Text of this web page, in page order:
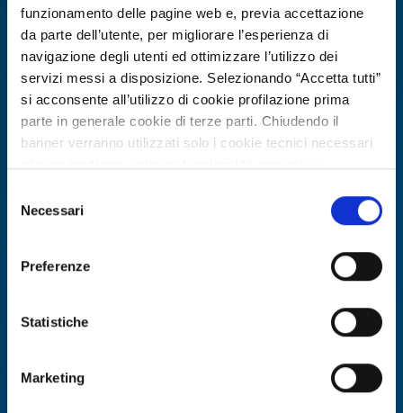
funzionamento delle pagine web e, previa accettazione
da parte dell’utente, per migliorare l’esperienza di
navigazione degli utenti ed ottimizzare l’utilizzo dei
servizi messi a disposizione. Selezionando “Accetta tutti”
si acconsente all’utilizzo di cookie profilazione prima
parte in generale cookie di terze parti. Chiudendo il
banner verranno utilizzati solo i cookie tecnici necessari
Per conoscere i dettagli, consulta la nostra cookie policy.
https://www.openinnovation.regione.lombardia.it/it/co
https://www.openinnovation.regione.lombardia.it/it/pr
delNecessari
Preferenze
Statistiche
Marketing
PMI polacca cerca partner R&D per
sviluppare tecnologia di
congelamento direzionale vibratorio
per ghiaccio premium ad alta
trasparenza
ID: TRPL20260227004